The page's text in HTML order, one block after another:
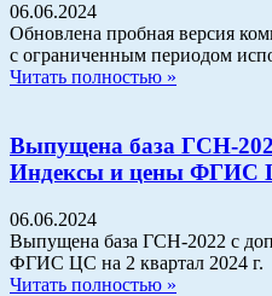
06.06.2024
Обновлена пробная версия
с ограниченным периодом
Читать полностью »
Выпущена база ГСН-
Индексы и цены ФГИС
06.06.2024
Выпущена база ГСН-2022 с
ФГИС ЦС на 2 квартал 2024 г.
Читать полностью »